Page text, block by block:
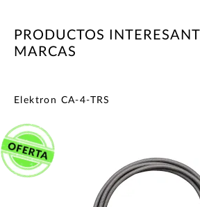
PRODUCTOS
MARCAS
Elektron CA-4-TRS